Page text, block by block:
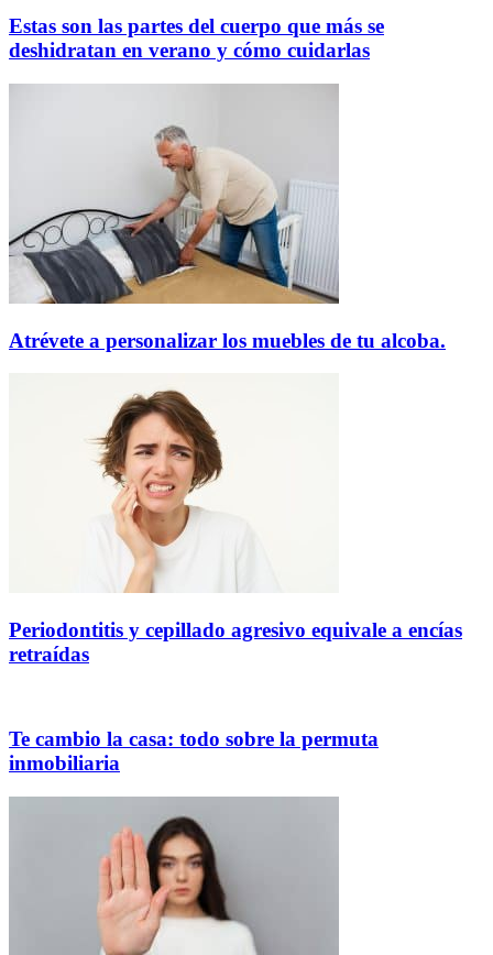
Estas son las partes del cuerpo que más se
deshidratan en verano y cómo cuidarlas
Atrévete a personalizar los muebles de tu alcoba.
Periodontitis y cepillado agresivo equivale a encías
retraídas
Te cambio la casa: todo sobre la permuta
inmobiliaria